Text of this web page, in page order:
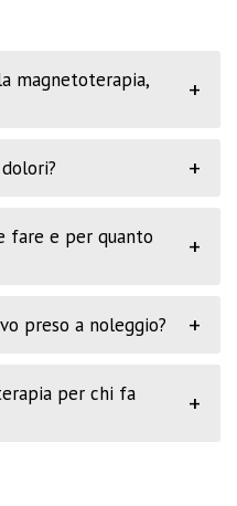
magnetoterapia,
+
+
fare e per quanto
+
preso a noleggio? +
per chi fa
+